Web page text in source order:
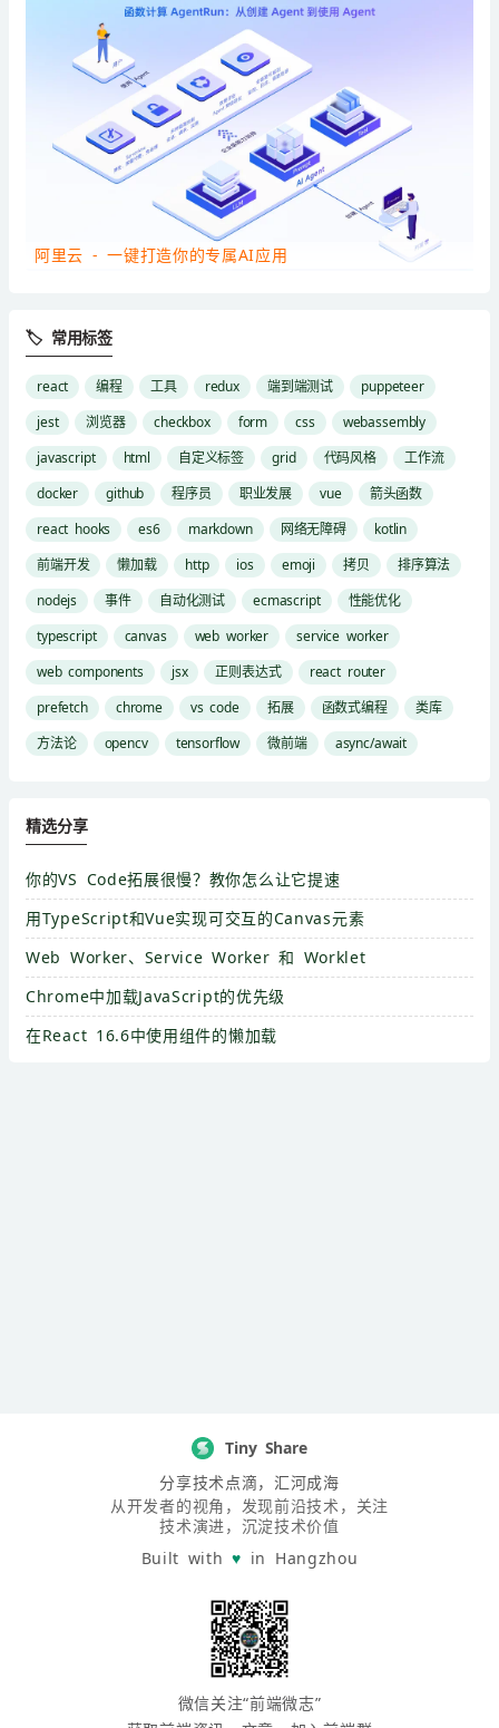
阿里云 - 一键打造你的专属AI应用
🏷 常用标签
react 编程 工具 redux 端到端测试
puppeteer
jest
浏览器 checkbox form css
webassembly
javascript
html 自定义标签 grid 代码风格
工作流
docker
github 程序员 职业发展 vue
箭头函数
react hooks
es6 markdown 网络无障碍
kotlin
前端开发
懒加载 http ios emoji 拷贝
排序算法
nodejs
事件 自动化测试 ecmascript
性能优化
typescript
canvas web worker
service worker
web components
jsx 正则表达式
react router
prefetch
chrome vs code 拓展 函数式编程
类库
方法论
opencv tensorflow 微前端 async/await
精选分享
你的VS Code拓展很慢？教你怎么让它提速
用TypeScript和Vue实现可交互的Canvas元素
Web Worker、Service Worker 和 Worklet
Chrome中加载JavaScript的优先级
在React 16.6中使用组件的懒加载
Tiny Share
分享技术点滴，汇河成海
从开发者的视角，发现前沿技术，关注
技术演进，沉淀技术价值
Built with♥ in Hangzhou
微信关注“前端微志”